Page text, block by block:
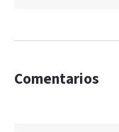
Comentarios